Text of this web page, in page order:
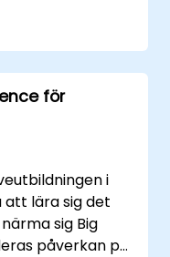
för att
proaktiv lösning
kring
för
i
att lära sig det
sig Big
påverkan på